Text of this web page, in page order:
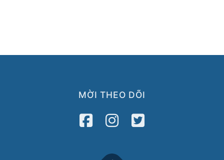
MỜI THEO DÕI